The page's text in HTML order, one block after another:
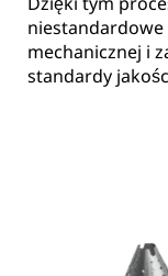
niestandardowe
mechanicznej i
standardy